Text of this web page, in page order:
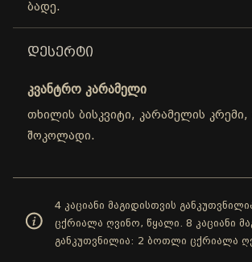
ბადე.
ᲓᲔᲡᲔᲠᲢᲘ
კვანტრო კარამელი
თხილის ბისკვიტი, კარამელის კრემი,
შოკოლადი.
4 კაციანი მაგიდისთვის
ცქრიალა ღვინო, წყალი. 8 კაციანი
განკუთვნილია: 2 ბოთლი ცქრიალა